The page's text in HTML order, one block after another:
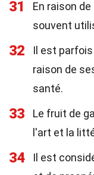
31
En raison
souvent
32
Il est
raison de
santé.
33
Le fruit de
l'art et la
34
Il est